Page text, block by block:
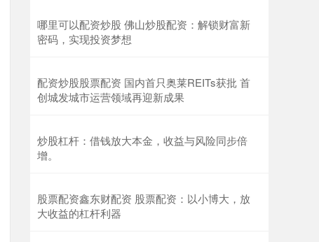
哪里可以配资炒股 佛山炒股配资：解锁财富新
密码，实现投资梦想
配资炒股股票配资 国内首只奥莱REITs获批 首
创城发城市运营领域再迎新成果
炒股杠杆：借钱放大本金，收益与风险同步倍
增。
股票配资鑫东财配资 股票配资：以小博大，放
大收益的杠杆利器